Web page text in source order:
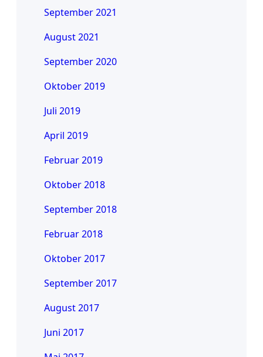
September 2021
August 2021
September 2020
Oktober 2019
Juli 2019
April 2019
Februar 2019
Oktober 2018
September 2018
Februar 2018
Oktober 2017
September 2017
August 2017
Juni 2017